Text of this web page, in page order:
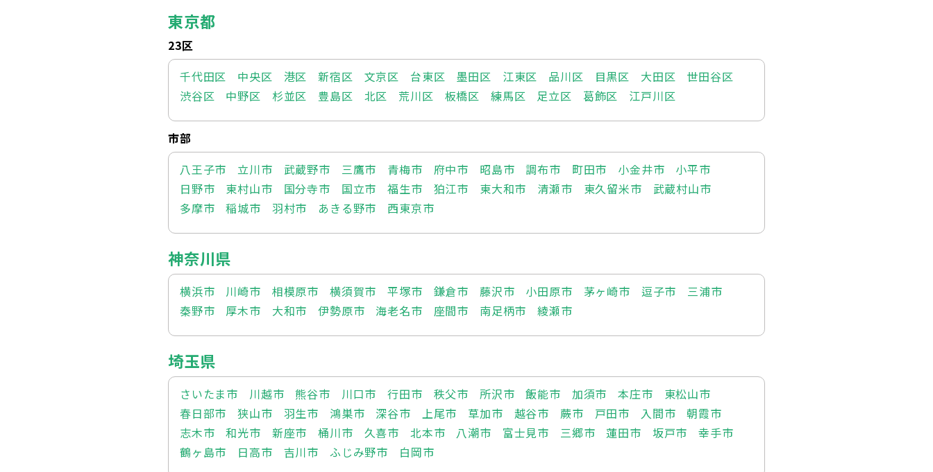
東京都
23区
千代田区
中央区 港区 新宿区 文京区 台東区 墨田区 江東区 品川区 目黒区 大田区
世田谷区
渋谷区
中野区 杉並区 豊島区 北区 荒川区 板橋区 練馬区 足立区 葛飾区 江戸川区
市部
八王子市
立川市 武蔵野市 三鷹市 青梅市 府中市 昭島市 調布市 町田市 小金井市
小平市
日野市
東村山市 国分寺市 国立市 福生市 狛江市 東大和市 清瀬市 東久留米市
武蔵村山市
多摩市
稲城市 羽村市 あきる野市 西東京市
神奈川県
横浜市 川崎市 相模原市 横須賀市 平塚市 鎌倉市 藤沢市 小田原市 茅ヶ崎市 逗子市
三浦市
秦野市
厚木市 大和市 伊勢原市 海老名市 座間市 南足柄市 綾瀬市
埼玉県
さいたま市 川越市 熊谷市 川口市 行田市 秩父市 所沢市 飯能市 加須市 本庄市
東松山市
春日部市
狭山市 羽生市 鴻巣市 深谷市 上尾市 草加市 越谷市 蕨市 戸田市 入間市
朝霞市
志木市
和光市 新座市 桶川市 久喜市 北本市 八潮市 富士見市 三郷市 蓮田市 坂戸市
幸手市
鶴ヶ島市
日高市 吉川市 ふじみ野市 白岡市